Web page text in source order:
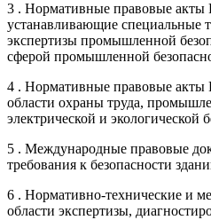
3 . Нормативные правовые акты
устанавливающие специальные
экспертизы промышленной
сферой промышленной
4 . Нормативные правовые акты
области охраны труда,
электрической и экологической
5 . Международные правовые
требования к безопасности
6 . Нормативно-технические и
области экспертизы,